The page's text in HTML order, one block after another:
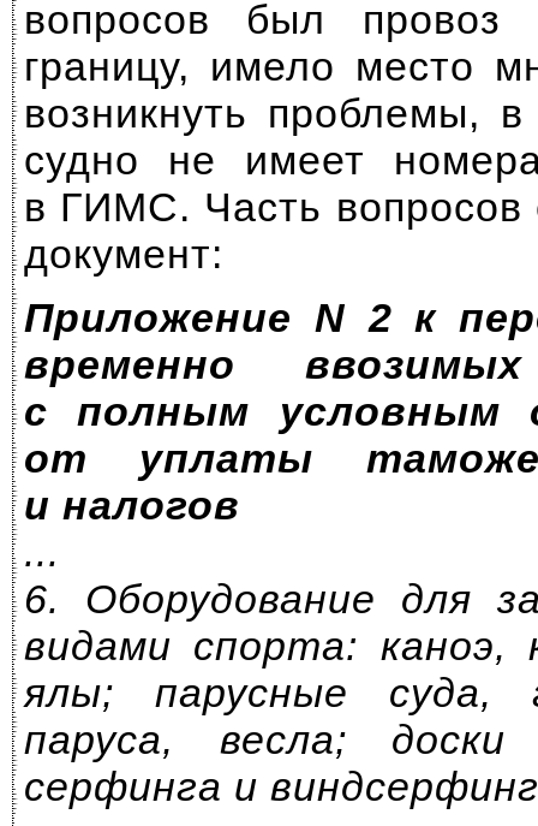
вопросов был провоз
границу, имело место
возникнуть проблемы,
судно не имеет
в ГИМС. Часть
документ:
Приложение N 2 к
временно
с полным условным
от уплаты
и налогов
...
6. Оборудование для
видами спорта: каноэ,
ялы; парусные суда,
паруса, весла;
серфинга и